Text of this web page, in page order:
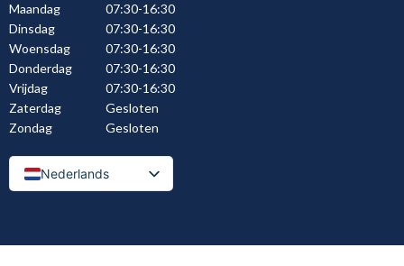
Maandag
07:30-16:30
Dinsdag
07:30-16:30
Woensdag
07:30-16:30
Donderdag
07:30-16:30
Vrijdag
07:30-16:30
Zaterdag
Gesloten
Zondag
Gesloten
Nederlands